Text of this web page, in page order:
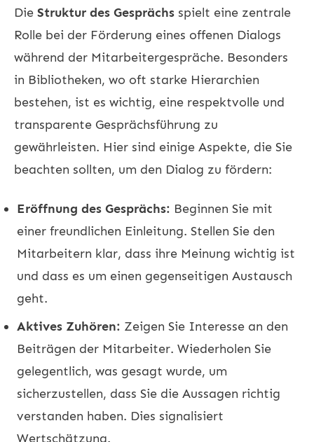
Die Struktur des Gesprächs spielt eine zentrale
Rolle bei der Förderung eines offenen Dialogs
während der Mitarbeitergespräche. Besonders
in Bibliotheken, wo oft starke Hierarchien
bestehen, ist es wichtig, eine respektvolle und
transparente Gesprächsführung zu
gewährleisten. Hier sind einige Aspekte, die Sie
beachten sollten, um den Dialog zu fördern:
Eröffnung des Gesprächs: Beginnen Sie mit
einer freundlichen Einleitung. Stellen Sie den
Mitarbeitern klar, dass ihre Meinung wichtig ist
und dass es um einen gegenseitigen Austausch
geht.
Aktives Zuhören: Zeigen Sie Interesse an den
Beiträgen der Mitarbeiter. Wiederholen Sie
gelegentlich, was gesagt wurde, um
sicherzustellen, dass Sie die Aussagen richtig
verstanden haben. Dies signalisiert
Wertschätzung.